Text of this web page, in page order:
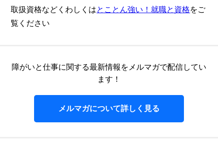
取扱資格などくわしくはとことん強い！就職と資格をご
覧ください
障がいと仕事に関する最新情報をメルマガで配信してい
ます！
メルマガについて詳しく見る